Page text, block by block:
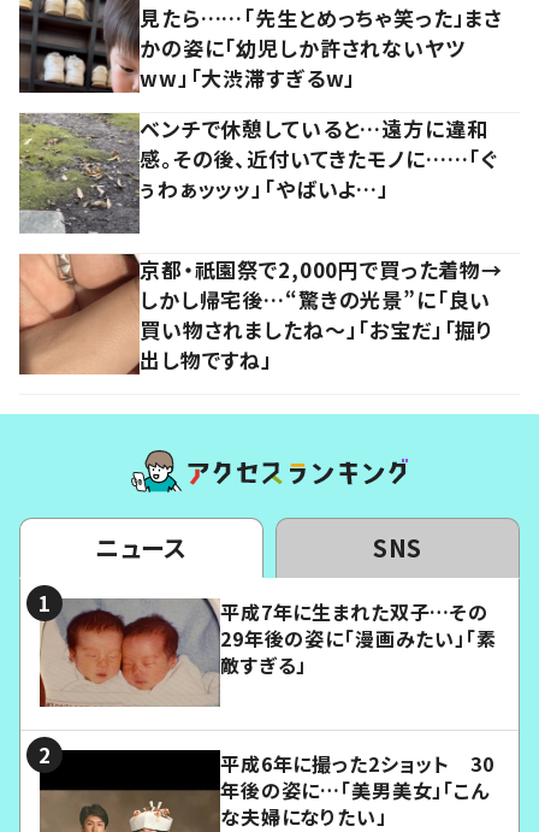
見たら……「先生とめっちゃ笑った」まさ
かの姿に「幼児しか許されないヤツ
ww」「大渋滞すぎるw」
ベンチで休憩していると…遠方に違和
感。その後、近付いてきたモノに……「ぐ
ぅわぁッッッ」「やばいよ…」
京都・祇園祭で2,000円で買った着物→
しかし帰宅後…“驚きの光景”に「良い
買い物されましたね～」「お宝だ」「掘り
出し物ですね」
ニュース SNS
平成7年に生まれた双子…その
29年後の姿に「漫画みたい」「素
敵すぎる」
平成6年に撮った2ショット 30
年後の姿に…「美男美女」「こん
な夫婦になりたい」